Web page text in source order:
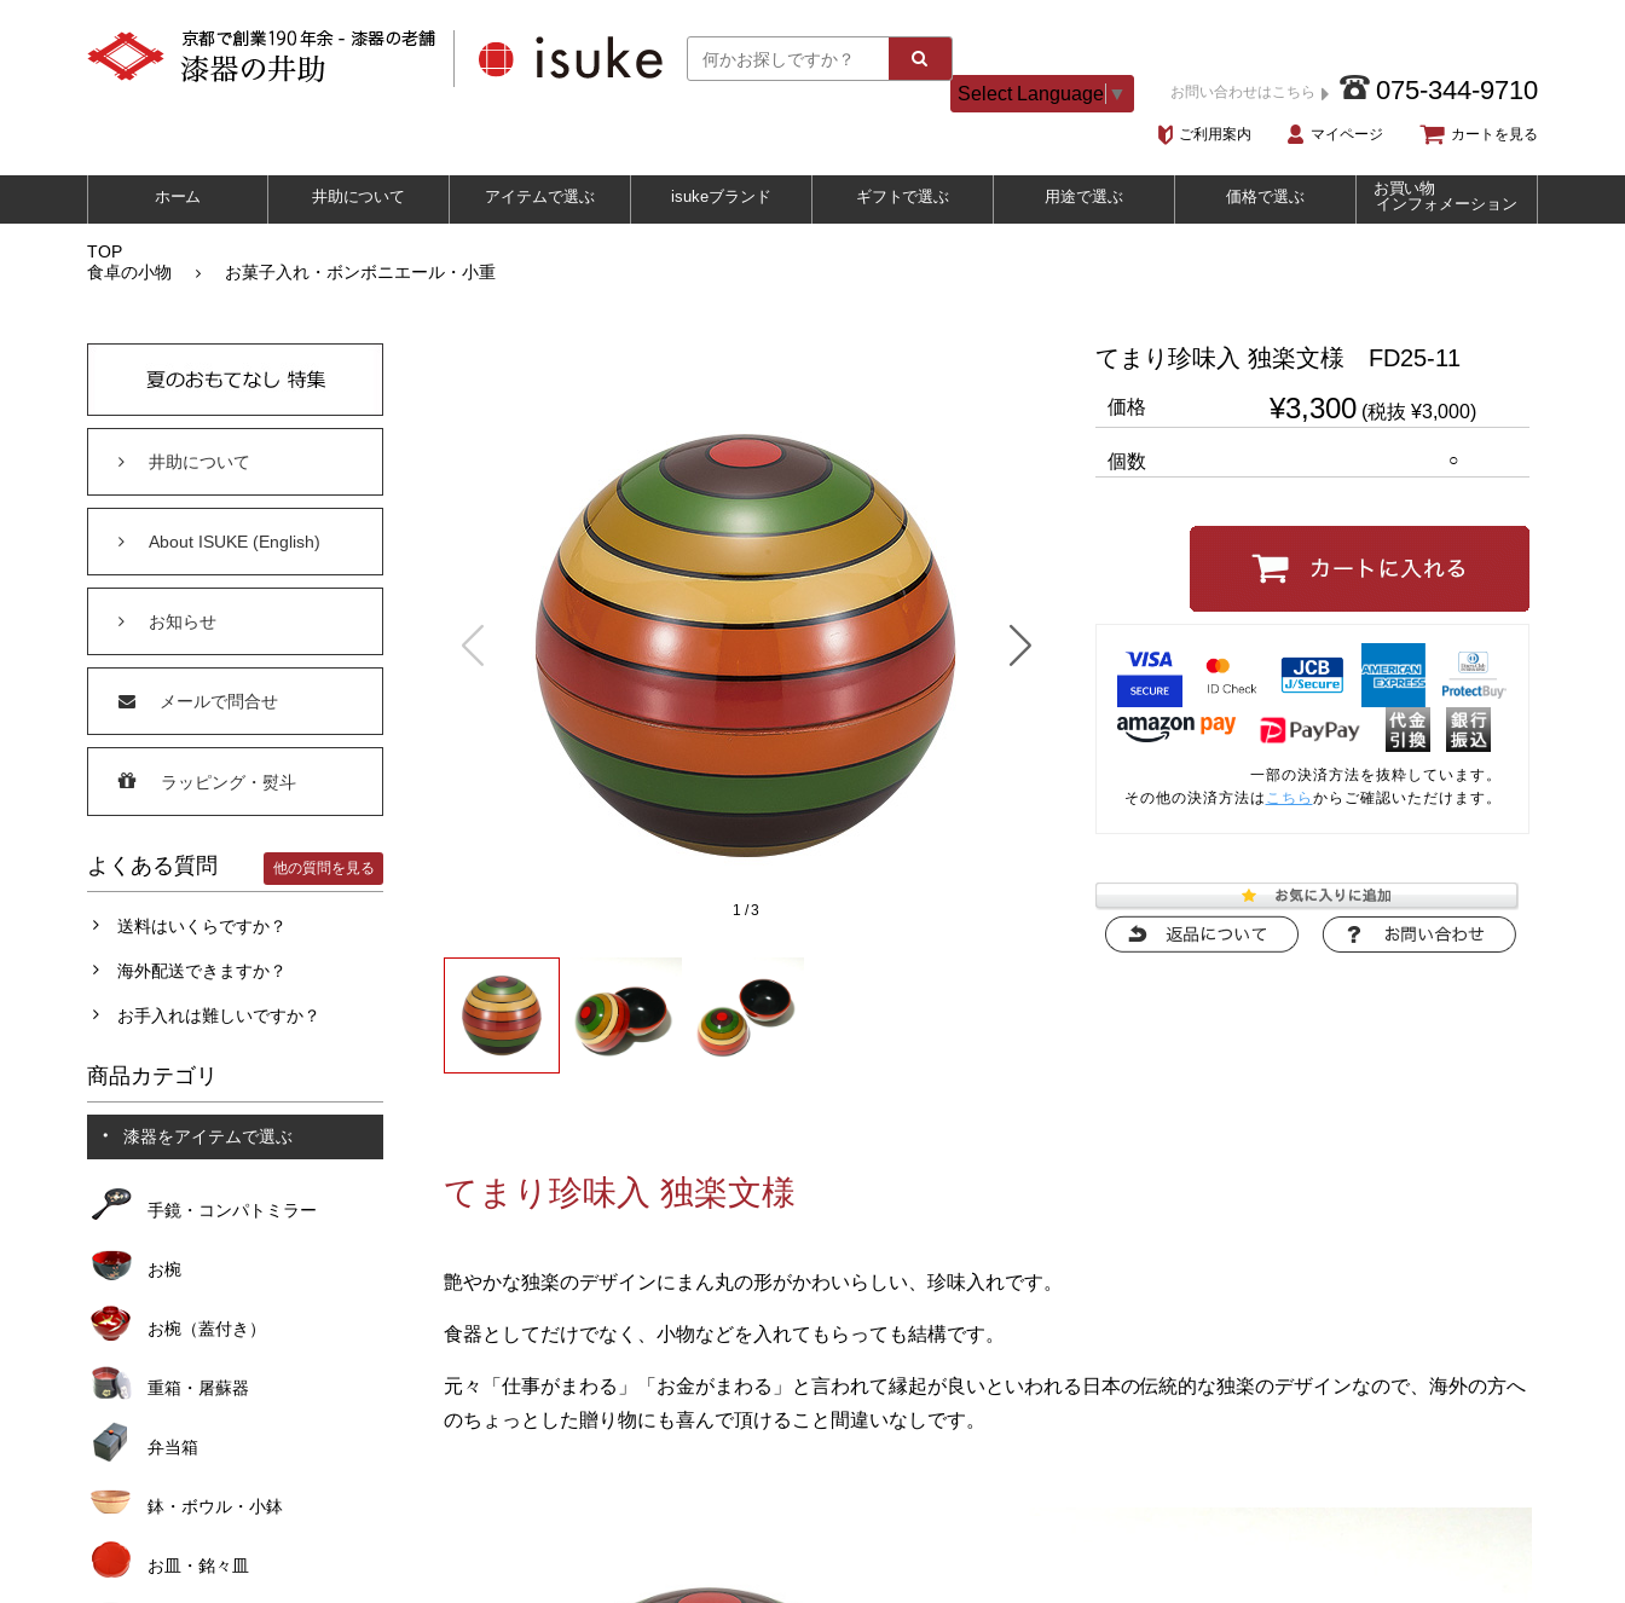
Select Language ▼ お問い合わせはこちら 075-344-9710
ご利用案内 マイページ カートを見る
ホーム 井助について アイテムで選ぶ isukeブランド ギフトで選ぶ 用途で選ぶ 価格で選ぶ
お買い物
インフォメーション
TOP
食卓の小物
お菓子入れ・ボンボニエール・小重
井助について
About ISUKE (English)
お知らせ
メールで問合せ
ラッピング・熨斗
よくある質問 他の質問を見る
送料はいくらですか？
海外配送できますか？
お手入れは難しいですか？
商品カテゴリ
漆器をアイテムで選ぶ
手鏡・コンパトミラー
お椀
お椀（蓋付き）
重箱・屠蘇器
弁当箱
鉢・ボウル・小鉢
お皿・銘々皿
1 /3
てまり珍味入 独楽文様 FD25-11
価格 ¥3,300 (税抜 ¥3,000)
個数 ○
一部の決済方法を抜粋しています。
その他の決済方法は こちら からご確認いただけます。
てまり珍味入 独楽文様
艶やかな独楽のデザインにまん丸の形がかわいらしい、珍味入れです。
食器としてだけでなく、小物などを入れてもらっても結構です。
元々「仕事がまわる」「お金がまわる」と言われて縁起が良いといわれる日本の伝統的な独楽のデザインなので、海外の方へ
のちょっとした贈り物にも喜んで頂けること間違いなしです。